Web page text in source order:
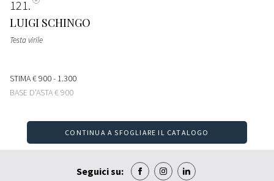
121
LUIGI SCHINGO
Testa virile
STIMA€ 900 - 1.300
BASE D'ASTA€ 900
CONTINUA A SFOGLIARE IL CATALOGO
Seguici su: